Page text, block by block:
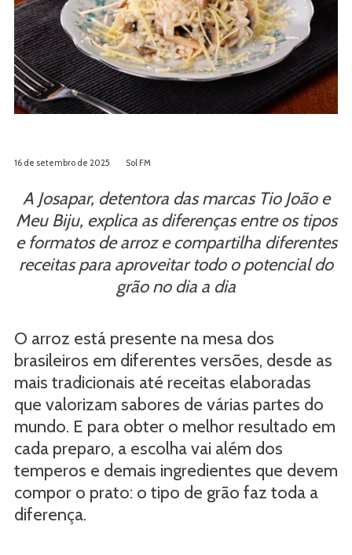
16 de setembro de 2025 Sol FM
A Josapar, detentora das marcas Tio João e
Meu Biju, explica as diferenças entre os tipos
e formatos de arroz e compartilha diferentes
receitas para aproveitar todo o potencial do
grão no dia a dia
O arroz está presente na mesa dos
brasileiros em diferentes versões, desde as
mais tradicionais até receitas elaboradas
que valorizam sabores de várias partes do
mundo. E para obter o melhor resultado em
cada preparo, a escolha vai além dos
temperos e demais ingredientes que devem
compor o prato: o tipo de grão faz toda a
diferença.